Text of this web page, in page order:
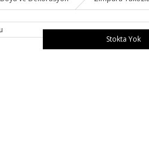
Stokta Yok